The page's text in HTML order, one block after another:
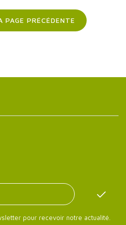
PAGE PRÉCÉDENTE
pour recevoir notre actualité.